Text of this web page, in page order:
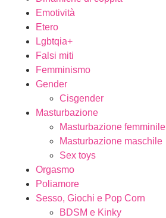
Emotività
Etero
Lgbtqia+
Falsi miti
Femminismo
Gender
Cisgender
Masturbazione
Masturbazione femminile
Masturbazione maschile
Sex toys
Orgasmo
Poliamore
Sesso, Giochi e Pop Corn
BDSM e Kinky